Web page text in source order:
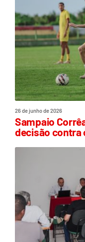
26 de junho de 2026
Sampaio
decisão contra